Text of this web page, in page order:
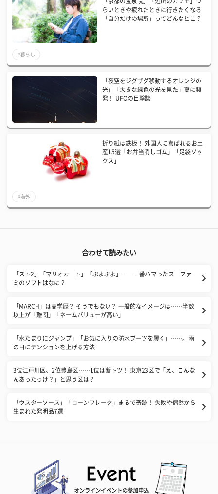
らいときや疲れたときに行きたくなる
「自分だけの場所」ってどんなとこ？
#暮らし
「夜空をジグザグ移動するオレンジの
光」「大きな緑色の光を見た」夏に頻
発！ UFOの目撃談
折り紙は鉄板！ 外国人に喜ばれるお土
産15選「お弁当消しゴム」「足袋ソッ
クス」
#海外
合わせて読みたい
「スト2」「マリオカート」「ぷよぷよ」……一番ハマったスーファ
ミのソフトはなに？
「MARCH」は高学歴？ そうでもない？ 一般的なイメージは……半数
以上が「難関」「ネームバリューが高い」
「水たまりにジャンプ」「お気に入りの防水ブーツを履く」……。雨
の日にテンションを上げる方法
3位江戸川区、2位豊島区……1位は断トツ！ 東京23区で「え、こんな
んあったっけ？」と思う区は？
「ウスターソース」「コーンフレーク」まるで奇跡！ 失敗や偶然から
生まれた発明品7選
オンラインイベントの参加申込